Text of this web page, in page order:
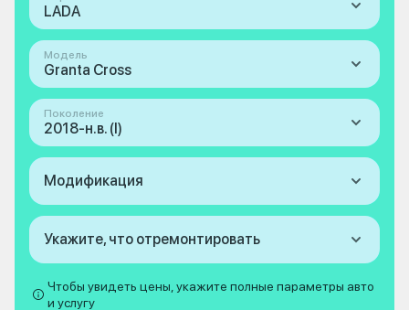
LADA
Модель
Granta Cross
Поколение
2018-н.в. (I)
Модификация
Укажите, что отремонтировать
Чтобы увидеть цены, укажите полные параметры авто
и услугу